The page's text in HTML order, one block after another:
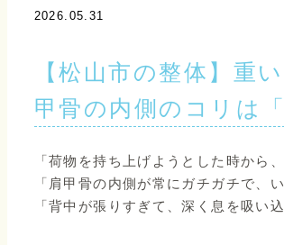
2026.05.31
【松山市の整体】重
甲骨の内側のコリは
「荷物を持ち上げようとした時から
「肩甲骨の内側が常にガチガチで、
「背中が張りすぎて、深く息を吸い